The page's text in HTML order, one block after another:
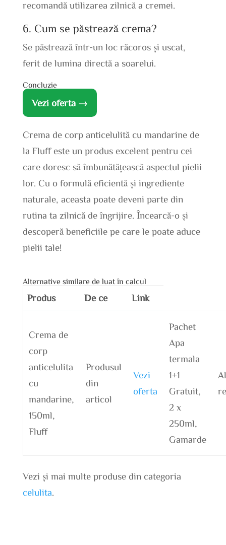
recomandă utilizarea zilnică a cremei.
6. Cum se păstrează crema?
Se păstrează într-un loc răcoros și uscat,
ferit de lumina directă a soarelui.
Concluzie
Vezi oferta →
Crema de corp anticelulită cu mandarine de
la Fluff este un produs excelent pentru cei
care doresc să îmbunătățească aspectul pielii
lor. Cu o formulă eficientă și ingrediente
naturale, aceasta poate deveni parte din
rutina ta zilnică de îngrijire. Încearcă-o și
descoperă beneficiile pe care le poate aduce
pielii tale!
Alternative similare de luat în calcul
Produs De ce Link
Crema de
corp
anticelulita
cu
mandarine,
150ml,
Fluff
Produsul
din
articol
Vezi
oferta
Pachet
Apa
termala
1+1
Gratuit,
2 x
250ml,
Gamarde
Vezi și mai multe produse din categoria
celulita